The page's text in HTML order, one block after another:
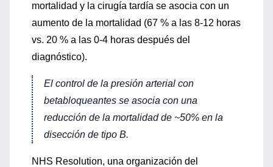
mortalidad y la cirugía tardía se asocia con un
aumento de la mortalidad (67 % a las 8-12 horas
vs. 20 % a las 0-4 horas después del
diagnóstico).
El control de la presión arterial con
betabloqueantes se asocia con una
reducción de la mortalidad de ~50% en la
disección de tipo B.
NHS Resolution, una organización del